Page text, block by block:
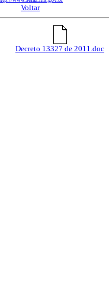
Voltar
Decreto 13327 de 2011.doc